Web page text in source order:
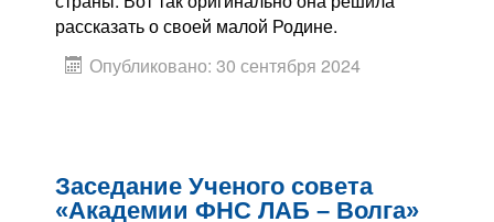
рассказать о своей малой Родине.
Опубликовано: 30 сентября 2024
Заседание Ученого совета
«Академии ФНС ЛАБ – Волга»